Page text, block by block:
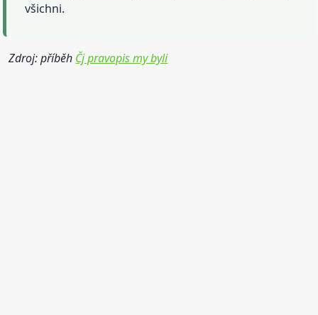
všichni.
Zdroj: příběh Čj pravopis my byli